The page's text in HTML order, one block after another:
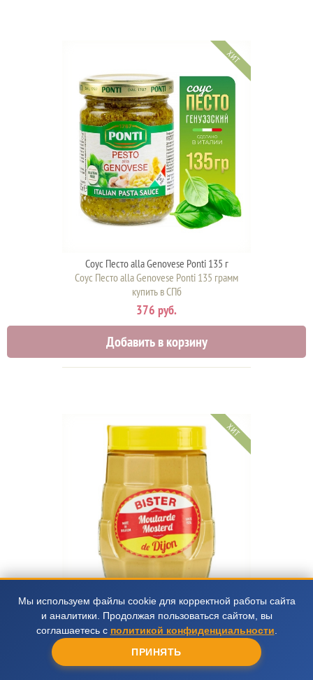
ХИТ
Соус Песто alla Genovese Ponti 135 г
Соус Песто alla Genovese Ponti 135 грамм
купить в СПб
376 руб.
Добавить в корзину
ХИТ
Горчица Дижонская Bister ст./б. 250 г
Горчица Дижонская Bister 250 г купить в СПб
287 руб.
Мы используем файлы cookie для корректной работы сайта
и аналитики. Продолжая пользоваться сайтом, вы
соглашаетесь с политикой конфиденциальности
ПРИНЯТЬ